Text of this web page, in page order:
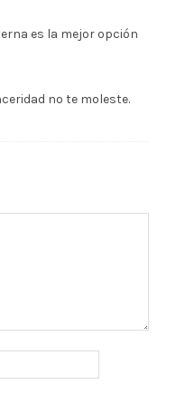
es la mejor opción
no te moleste.